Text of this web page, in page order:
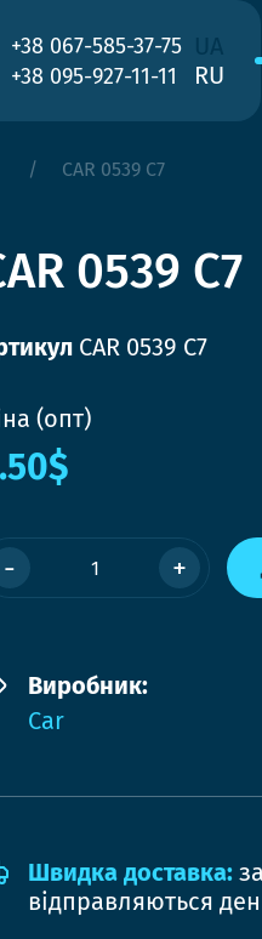
+38 067-585-37-75
+38 095-927-11-11
RU
CAR 0539 C7
0539 C7
CAR 0539 C7
(опт)
- +
Виробник:
Car
Швидка доставка:
відправляються